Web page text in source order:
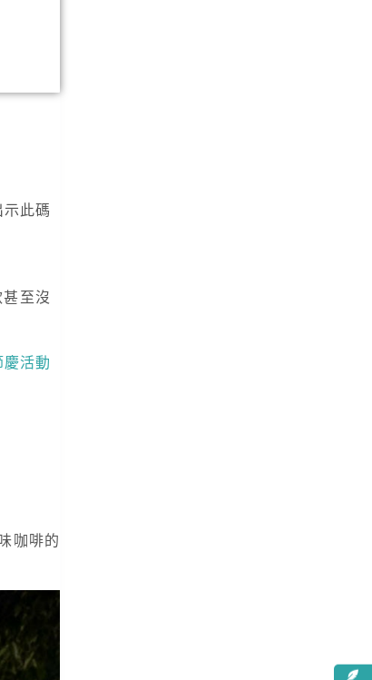
此碼
至沒
活動
咖啡的